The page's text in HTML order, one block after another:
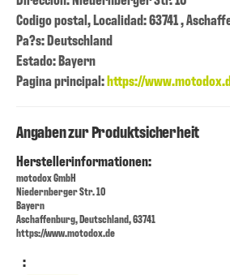
Codigo postal, Localidad: 63741 ,
Pa?s: Deutschland
Estado: Bayern
Pagina principal:https://
Angaben zur Produktsicherheit
Herstellerinformationen:
motodox GmbH
Niedernberger Str. 10
Bayern
Aschaffenburg, Deutschland, 63741
https://www.motodox.de
: